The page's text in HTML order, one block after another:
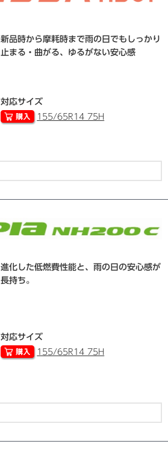
新品時から摩耗時まで雨の日でもしっかり
止まる・曲がる、ゆるがない安心感
対応サイズ
155/65R14 75H
進化した低燃費性能と、雨の日の安心感が
長持ち。
対応サイズ
155/65R14 75H